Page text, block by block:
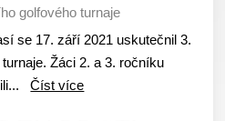
golfového turnaje
se 17. září 2021 uskutečnil 3.
Žáci 2. a 3. ročníku
Číst více